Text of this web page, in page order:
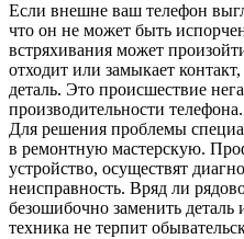
Если внешне ваш телефон
что он не может быть
встряхивания может
отходит или замыкает
деталь. Это происшествие
производительности телефона.
Для решения проблемы
в ремонтную мастерскую.
устройство, осуществят
неисправность. Вряд ли
безошибочно заменить деталь
техника не терпит